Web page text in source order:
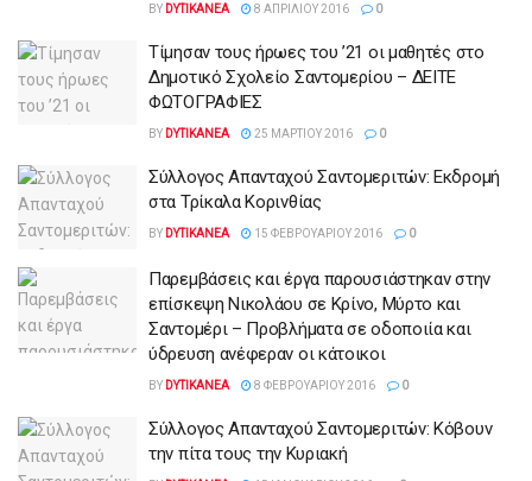
BY DYTIKANEA 8 ΑΠΡΙΛΊΟΥ 2016 0
Τίμησαν τους ήρωες του ’21 οι μαθητές στο
Δημοτικό Σχολείο Σαντομερίου – ΔΕΙΤΕ
ΦΩΤΟΓΡΑΦΙΕΣ
BY DYTIKANEA 25 ΜΑΡΤΊΟΥ 2016 0
Σύλλογος Απανταχού Σαντομεριτών: Εκδρομή
στα Τρίκαλα Κορινθίας
BY DYTIKANEA 15 ΦΕΒΡΟΥΑΡΊΟΥ 2016 0
Παρεμβάσεις και έργα παρουσιάστηκαν στην
επίσκεψη Νικολάου σε Κρίνο, Μύρτο και
Σαντομέρι – Προβλήματα σε οδοποιία και
ύδρευση ανέφεραν οι κάτοικοι
BY DYTIKANEA 8 ΦΕΒΡΟΥΑΡΊΟΥ 2016 0
Σύλλογος Απανταχού Σαντομεριτών: Κόβουν
την πίτα τους την Κυριακή